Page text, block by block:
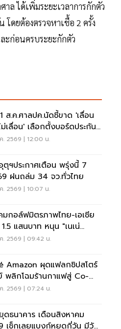
ล ได้เพิ่มระยะเวลาการกักตัว
โดยต้องตรวจหาเชื้อ 2 ครั้ง
ะก่อนครบระยะกักตัว
ส.ค.ศาลปค.นัดชี้ขาด 'เลื่อน
ม่เลื่อน' เลือกตั้งบอร์ดประกัน
. 2569 | 12:00 น.
ตุฯประกาศเตือน พรุ่งนี้ 7
ฝนถล่ม 34 จว.ทั่วไทย
. 2569 | 10:07 น.
มกอล์ฟมิตรภาพไทย-เอเชีย
แสนบาท หนุน "เนเน่
ลุยเวทีที่สหรัฐ
. 2569 | 09:42 น.
Amazon ผุดแฟลกชิปสโตร์
พลิกโฉมร้านกาแฟสู่ Co-
Space ครบวงจร
. 2569 | 07:24 น.
ดธนาคาร เดือนสิงหาคม
เช็กเลยแบงก์หยุดกี่วัน มีวัน